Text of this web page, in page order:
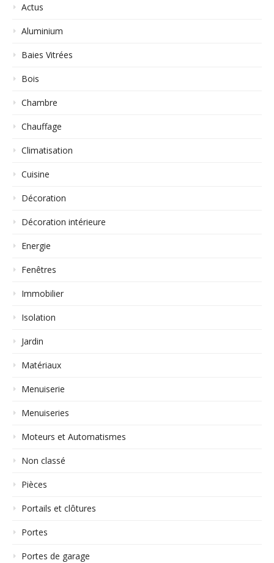
Actus
Aluminium
Baies Vitrées
Bois
Chambre
Chauffage
Climatisation
Cuisine
Décoration
Décoration intérieure
Energie
Fenêtres
Immobilier
Isolation
Jardin
Matériaux
Menuiserie
Menuiseries
Moteurs et Automatismes
Non classé
Pièces
Portails et clôtures
Portes
Portes de garage